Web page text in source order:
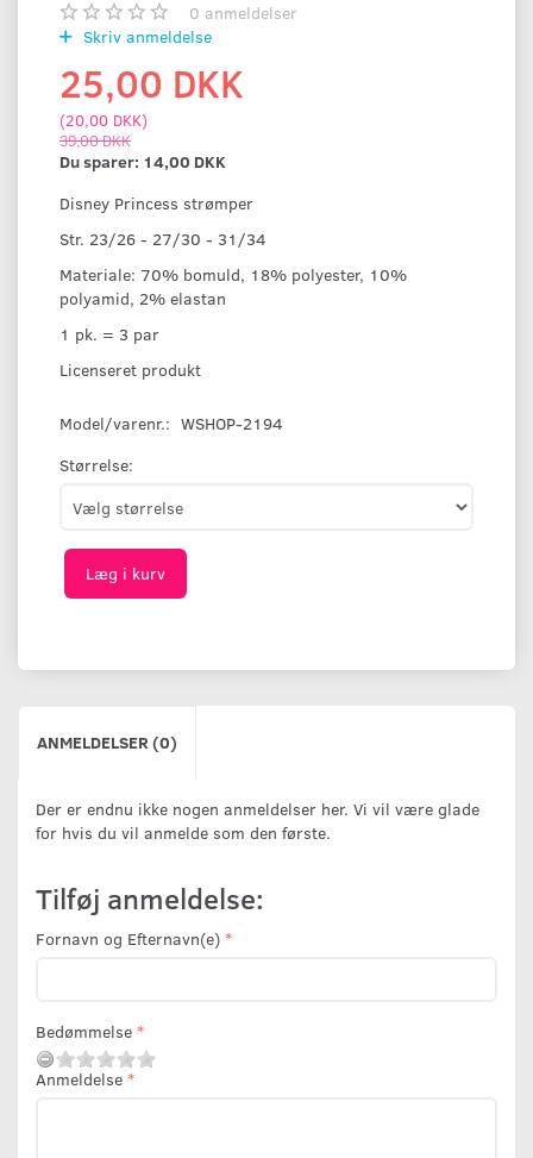
0 anmeldelser
Skriv anmeldelse
25,00 DKK
(20,00 DKK)
39,00 DKK
Du sparer: 14,00 DKK
Disney Princess strømper
Str. 23/26 - 27/30 - 31/34
Materiale: 70% bomuld, 18% polyester, 10%
polyamid, 2% elastan
1 pk. = 3 par
Licenseret produkt
Model/varenr.: WSHOP-2194
Størrelse:
Læg i kurv
ANMELDELSER (0)
Der er endnu ikke nogen anmeldelser her. Vi vil være glade
for hvis du vil anmelde som den første.
Tilføj anmeldelse:
Fornavn og Efternavn(e)
Bedømmelse
Anmeldelse